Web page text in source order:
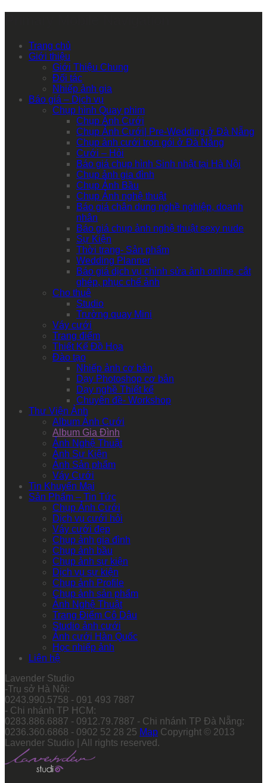
Trang chủ
Giới thiệu
Giới Thiệu Chung
Đối tác
Nhiếp ảnh gia
Báo giá – Dịch vụ
Chụp hình Quay phim
Chụp Ảnh Cưới
Chụp Ảnh Cưới| Pre-Wedding ở Đà Nẵng
Chụp ảnh cưới trọn gói ở Đà Nẵng
Cưới – Hỏi
Báo giá chụp hình Sinh nhật tại Hà Nội
Chụp ảnh gia đình
Chụp Ảnh Bầu
Chụp Ảnh nghệ thuật
Báo giá chân dung nghề nghiệp, doanh
nhân
Báo giá chụp ảnh nghệ thuật sexy nude
Sự Kiện
Thời trang- Sản phẩm
Wedding Planner
Báo giá dịch vụ chỉnh sửa ảnh online, cắt
ghép, phục chế ảnh
Cho thuê
Studio
Trường quay Mini
Váy cưới
Trang điểm
Thiết Kế Đồ Họa
Đào tạo
Nhiếp ảnh cơ bản
Dạy Photoshop cơ bản
Dạy nghề Thiết kế
Chuyên đề- Workshop
Thư Viện Ảnh
Album Ảnh Cưới
Album Gia Đình
Ảnh Nghệ Thuật
Ảnh Sự Kiện
Ảnh Sản phẩm
Váy Cưới
Tin Khuyến Mại
Sản Phẩm – Tin Tức
Chụp Ảnh Cưới
Dịch vụ cưới hỏi
Váy cưới đẹp
Chụp ảnh gia đình
Chụp ảnh bầu
Chụp ảnh sự kiện
Dịch vụ sự kiện
Chụp ảnh Profile
Chụp ảnh sản phẩm
Ảnh Nghệ Thuật
Trang Điểm Cô Dâu
Studio ảnh cưới
Ảnh cưới Hàn Quốc
Học nhiếp ảnh
Liên hệ
Lavender Studio
-Trụ sở Hà Nội:
0243.990.5758 - 091 493 7887
- Chi nhánh TP HCM:
0283.886.6887 - 0912.79.7887 - Chi nhánh TP Đà Nẵng:
0236.360.6868 - 0902 52 28 25 Map Copyright © 2013
Lavender Studio | All rights reserved.